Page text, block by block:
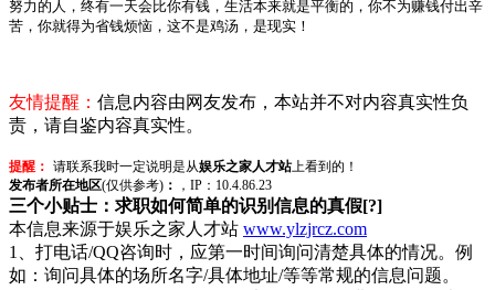
努力的人，终有一天会比你有钱，生活本来就是平衡的，你不为赚钱付出辛
苦，你就得为省钱烦恼，这不是鸡汤，是现实！
友情提醒： 信息内容由网友发布，本站并不对内容真实性负
责，请自鉴内容真实性。
提醒： 请联系我时一定说明是从娱乐之家人才站上看到的！
发布者所在地区(仅供参考) ： ，IP：10.4.86.23
三个小贴士：求职如何简单的识别信息的真假[?]
本信息来源于娱乐之家人才站 www.ylzjrcz.com
1、打电话/QQ咨询时，应第一时间询问清楚具体的情况。例
如：询问具体的场所名字/具体地址/等等常规的信息问题。